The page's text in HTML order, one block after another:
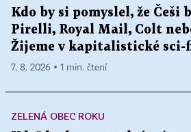
Kdo by si pomyslel, že Češi
Pirelli, Royal Mail, Colt
Žijeme v kapitalistické sci-
7. 8. 2026 ▪ 1 min. čtení
ZELENÁ OBEC ROKU